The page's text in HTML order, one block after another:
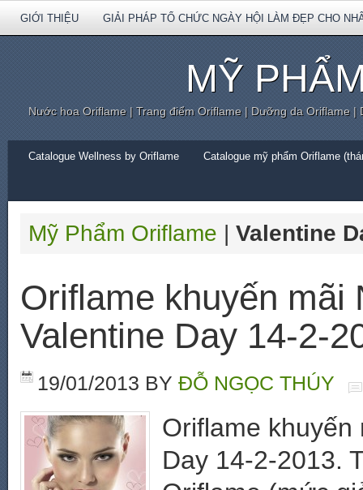
GIỚI THIỆU GIẢI PHÁP TỔ CHỨC NGÀY HỘI LÀM ĐẸP CHO
MỸ
Nước hoa Oriflame | Trang điểm Oriflame | Dưỡng da Oriflame
Catalogue Wellness by Oriflame Catalogue mỹ phẩm Oriflame
Mỹ Phẩm Oriflame | Valentine
Oriflame khuyến mãi
Valentine Day 14-2-
19/01/2013 BY ĐỖ NGỌC THÚY
Oriflame khuyến
Day 14-2-2013.